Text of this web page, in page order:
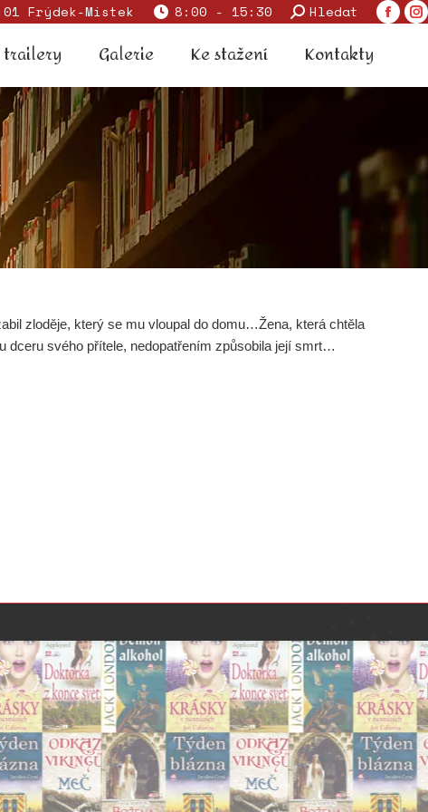
Frýdek-Místek 8:00 - 15:30 Search:
Hledat
trailery Galerie Ke stažení Kontakty
zloděje, který se mu vloupal do domu…Žena, která chtěla
dceru svého přítele, nedopatřením způsobila její smrt…
trailery Galerie Ke stažení Kontakty